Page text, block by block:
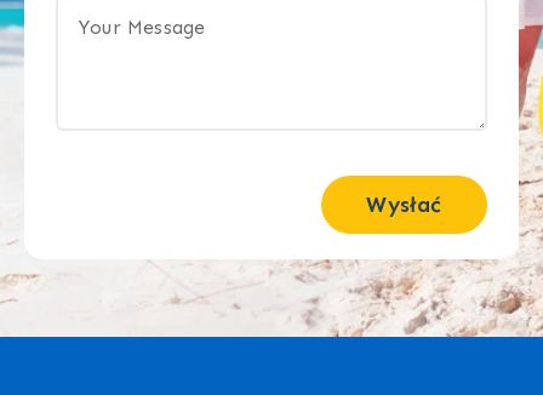
Wysłać